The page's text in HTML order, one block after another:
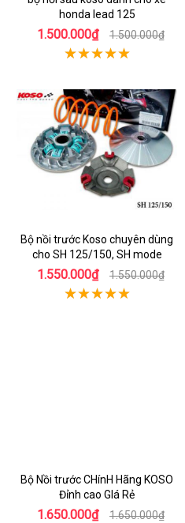
honda lead 125
1.500.000₫ 1.500.000₫
Bộ nồi trước Koso chuyên dùng
cho SH 125/150, SH mode
1.550.000₫ 1.550.000₫
Bộ Nồi trước CHínH Hãng KOSO
Đỉnh cao GIá Rẻ
1.650.000₫ 1.650.000₫